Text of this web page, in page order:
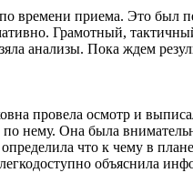
времени приема. Это был
Грамотный,
анализы. Пока ждем
провела осмотр и
по нему. Она была
что к чему в
объяснила